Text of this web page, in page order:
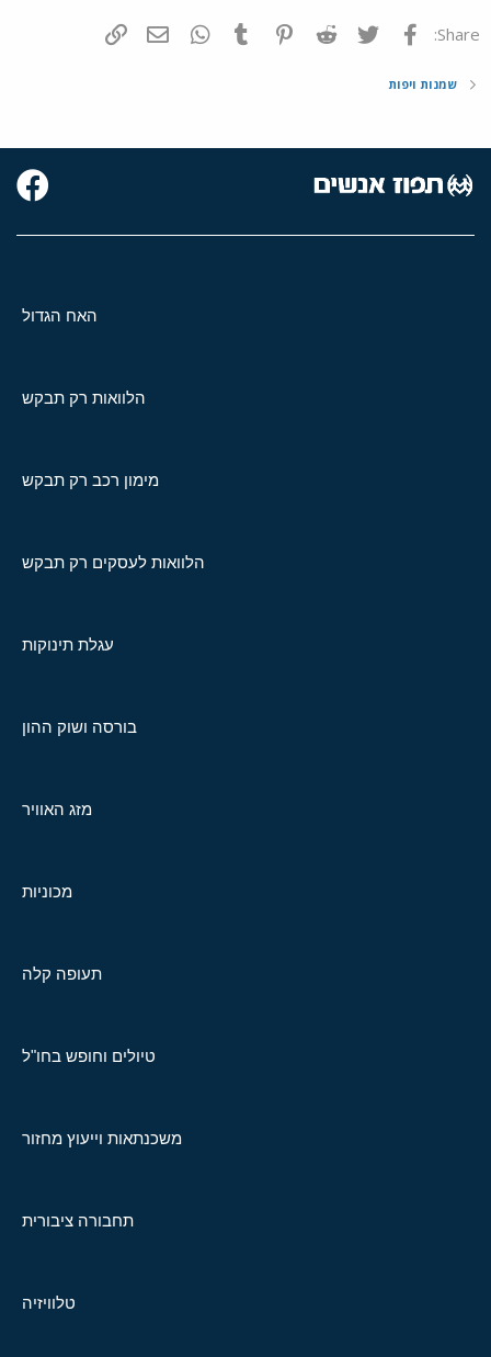
Share: פייסבוק Twitter
Reddit
Pinterest
Tumblr
WhatsAppדואר אלקטרוני
שמנות ויפות
האח הגדול
הלוואות רק תבקש
מימון רכב רק תבקש
הלוואות לעסקים רק תבקש
עגלת תינוקות
בורסה ושוק ההון
מזג האוויר
מכוניות
תעופה קלה
טיולים וחופש בחו"ל
משכנתאות וייעוץ מחזור
תחבורה ציבורית
טלוויזיה